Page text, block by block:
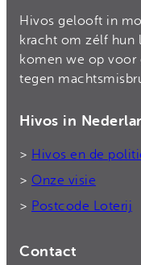
Hivos gelooft in
kracht om zélf hun
komen we op voor
tegen
Hivos in
> Hivos en de
> Onze visie
> Postcode Loterij
Contact